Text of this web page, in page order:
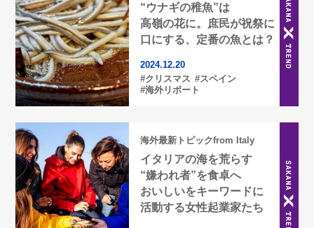
“ウナギの稚魚”は
高嶺の花に。庶民が祝祭に
口にする、定番の魚とは？
2024.12.20
#クリスマス #スペイン
#海外リポート
海外最新トピックfrom Italy
イタリアの海を荒らす
“嫌われ者”を食卓へ
おいしいをキーワードに
活動する女性起業家たち